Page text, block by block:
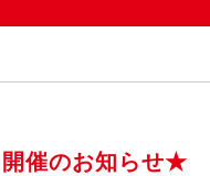
開催のお知らせ★